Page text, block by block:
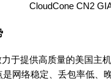
CloudCone CN2
于提供高质量的美国主
网络稳定、丢包率低、